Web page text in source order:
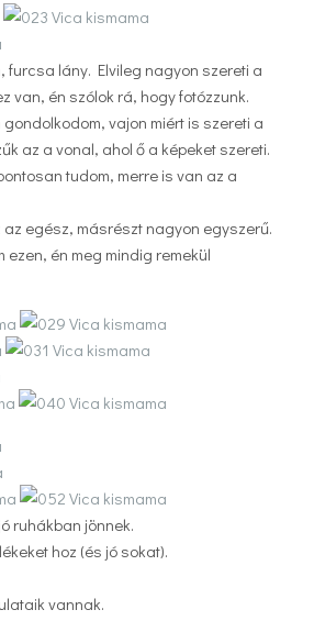
furcsa lány. Elvileg nagyon szereti a
van, én szólok rá, hogy fotózzunk.
vajon miért is szereti a
az a vonal, ahol ő a képeket szereti.
tudom, merre is van az a
az egész, másrészt nagyon egyszerű.
ezen, én meg mindig remekül
ruhákban jönnek.
hoz (és jó sokat).
vannak.